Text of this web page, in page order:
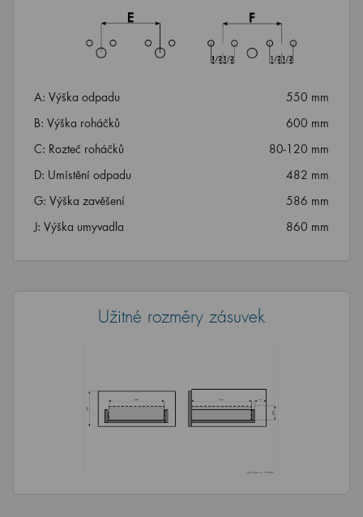
A: Výška odpadu
550 mm
B: Výška roháčků
600 mm
C: Rozteč roháčků
80-120 mm
D: Umístění odpadu
482 mm
G: Výška zavěšení
586 mm
J: Výška umyvadla
860 mm
Užitné rozměry zásuvek